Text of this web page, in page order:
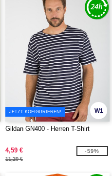
W1
JETZT KOFIGURIEREN!
Gildan GN400 - Herren T-Shirt
4,59 €
11,20 €
-59%